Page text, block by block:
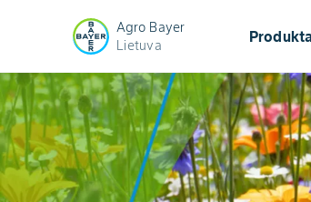
Agro Bayer
Lietuva